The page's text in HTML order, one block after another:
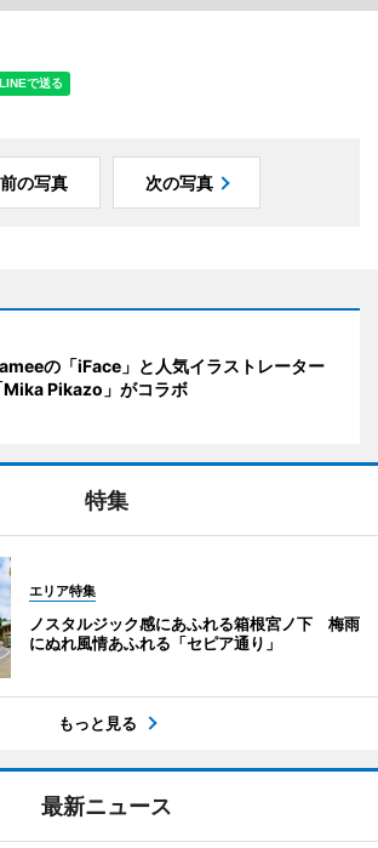
前の写真 次の写真
の「iFace」と人気イラストレーター
Mika Pikazo」がコラボ
特集
エリア特集
ノスタルジック感にあふれる箱根宮ノ下 梅雨
にぬれ風情あふれる「セピア通り」
もっと見る
最新ニュース